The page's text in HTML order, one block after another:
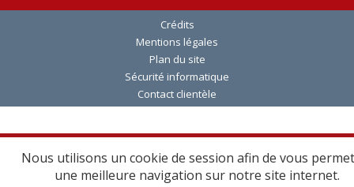
Crédits
Mentions légales
Plan du site
Sécurité informatique
Contact clientèle
Nous utilisons un cookie de session afin de vous
une meilleure navigation sur notre site internet.